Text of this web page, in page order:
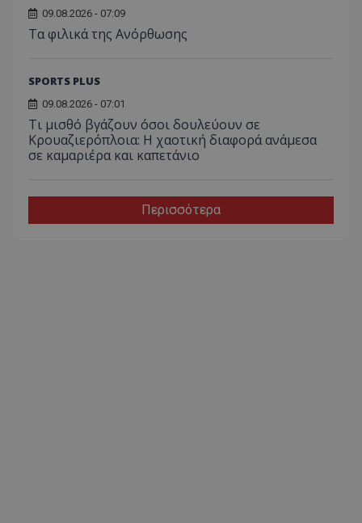
09.08.2026 - 07:09
Τα φιλικά της Ανόρθωσης
SPORTS PLUS
09.08.2026 - 07:01
Τι μισθό βγάζουν όσοι δουλεύουν σε
Κρουαζιερόπλοια: Η χαοτική διαφορά ανάμεσα
σε καμαριέρα και καπετάνιο
Περισσότερα